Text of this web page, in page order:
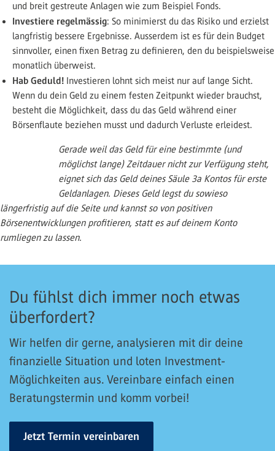
und breit gestreute Anlagen wie zum Beispiel Fonds.
Investiere regelmässig: So minimierst du das Risiko und erzielst
langfristig bessere Ergebnisse. Ausserdem ist es für dein Budget
sinnvoller, einen fixen Betrag zu definieren, den du beispielsweise
monatlich überweist.
Hab Geduld! Investieren lohnt sich meist nur auf lange Sicht.
Wenn du dein Geld zu einem festen Zeitpunkt wieder brauchst,
besteht die Möglichkeit, dass du das Geld während einer
Börsenflaute beziehen musst und dadurch Verluste erleidest.
Gerade weil das Geld für eine bestimmte (und
möglichst lange) Zeitdauer nicht zur Verfügung steht,
eignet sich das Geld deines Säule 3a Kontos für erste
Geldanlagen. Dieses Geld legst du sowieso
längerfristig auf die Seite und kannst so von positiven
Börsenentwicklungen profitieren, statt es auf deinem Konto
rumliegen zu lassen.
Du fühlst dich immer noch etwas
überfordert?
Wir helfen dir gerne, analysieren mit dir deine
finanzielle Situation und loten Investment-
Möglichkeiten aus. Vereinbare einfach einen
Beratungstermin und komm vorbei!
Jetzt Termin vereinbaren